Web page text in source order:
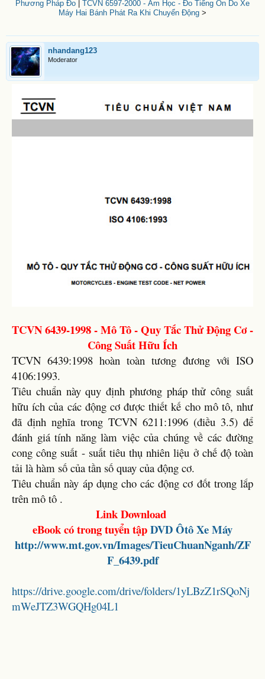
Phương Pháp Đo
TCVN 6597-2000 - Âm Học - Đo Tiếng Ồn Do Xe
Máy Hai Bánh Phát Ra Khi Chuyển Động >
nhandang123
Moderator
TCVN 6439-1998 - Mô Tô - Quy Tắc Thử Động Cơ -
Công Suất Hữu Ích
TCVN 6439:1998 hoàn toàn tương đương với ISO
4106:1993.
Tiêu chuẩn này quy định phương pháp thử công suất
hữu ích của các động cơ được thiết kế cho mô tô, như
đã định nghĩa trong TCVN 6211:1996 (điều 3.5) để
đánh giá tính năng làm việc của chúng về các đường
cong công suất - suất tiêu thụ nhiên liệu ở chế độ toàn
tải là hàm số của tần số quay của động cơ.
Tiêu chuẩn này áp dụng cho các động cơ đốt trong lắp
trên mô tô .
Link Download
eBook có trong tuyển tậpDVDÔtô Xe Máy
http://www.mt.gov.vn/Images/TieuChuanNganh/ZF
F_6439.pdf
https://drive.google.com/drive/folders/1yLBzZ1rSQoNj
mWeJTZ3WGQHg04L1